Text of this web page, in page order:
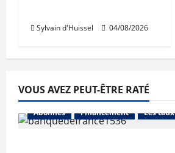
Sylvain d'Huissel 04/08/2026
VOUS AVEZ PEUT-ÊTRE RATÉ
Abonnés Financement Les taux